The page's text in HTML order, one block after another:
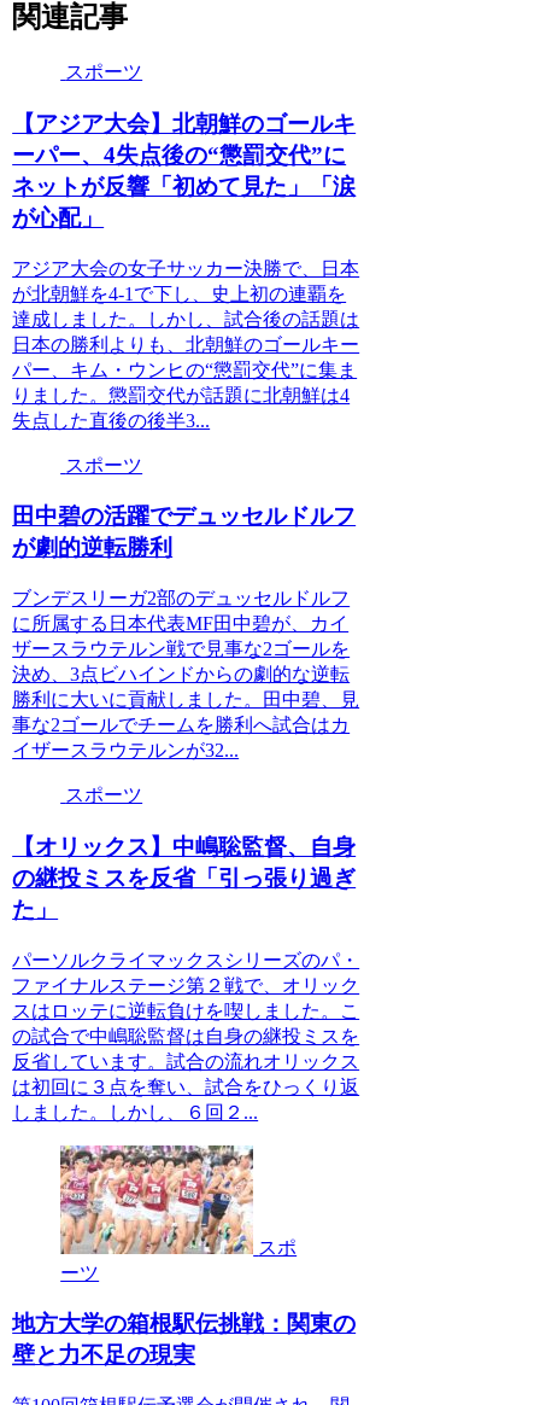
関連記事
スポーツ
【アジア大会】北朝鮮のゴールキ
ーパー、4失点後の“懲罰交代”に
ネットが反響「初めて見た」「涙
が心配」
アジア大会の女子サッカー決勝で、日本
が北朝鮮を4-1で下し、史上初の連覇を
達成しました。しかし、試合後の話題は
日本の勝利よりも、北朝鮮のゴールキー
パー、キム・ウンヒの“懲罰交代”に集ま
りました。懲罰交代が話題に北朝鮮は4
失点した直後の後半3...
スポーツ
田中碧の活躍でデュッセルドルフ
が劇的逆転勝利
ブンデスリーガ2部のデュッセルドルフ
に所属する日本代表MF田中碧が、カイ
ザースラウテルン戦で見事な2ゴールを
決め、3点ビハインドからの劇的な逆転
勝利に大いに貢献しました。田中碧、見
事な2ゴールでチームを勝利へ試合はカ
イザースラウテルンが32...
スポーツ
【オリックス】中嶋聡監督、自身
の継投ミスを反省「引っ張り過ぎ
た」
パーソルクライマックスシリーズのパ・
ファイナルステージ第２戦で、オリック
スはロッテに逆転負けを喫しました。こ
の試合で中嶋聡監督は自身の継投ミスを
反省しています。試合の流れオリックス
は初回に３点を奪い、試合をひっくり返
しました。しかし、６回２...
スポ
ーツ
地方大学の箱根駅伝挑戦：関東の
壁と力不足の現実